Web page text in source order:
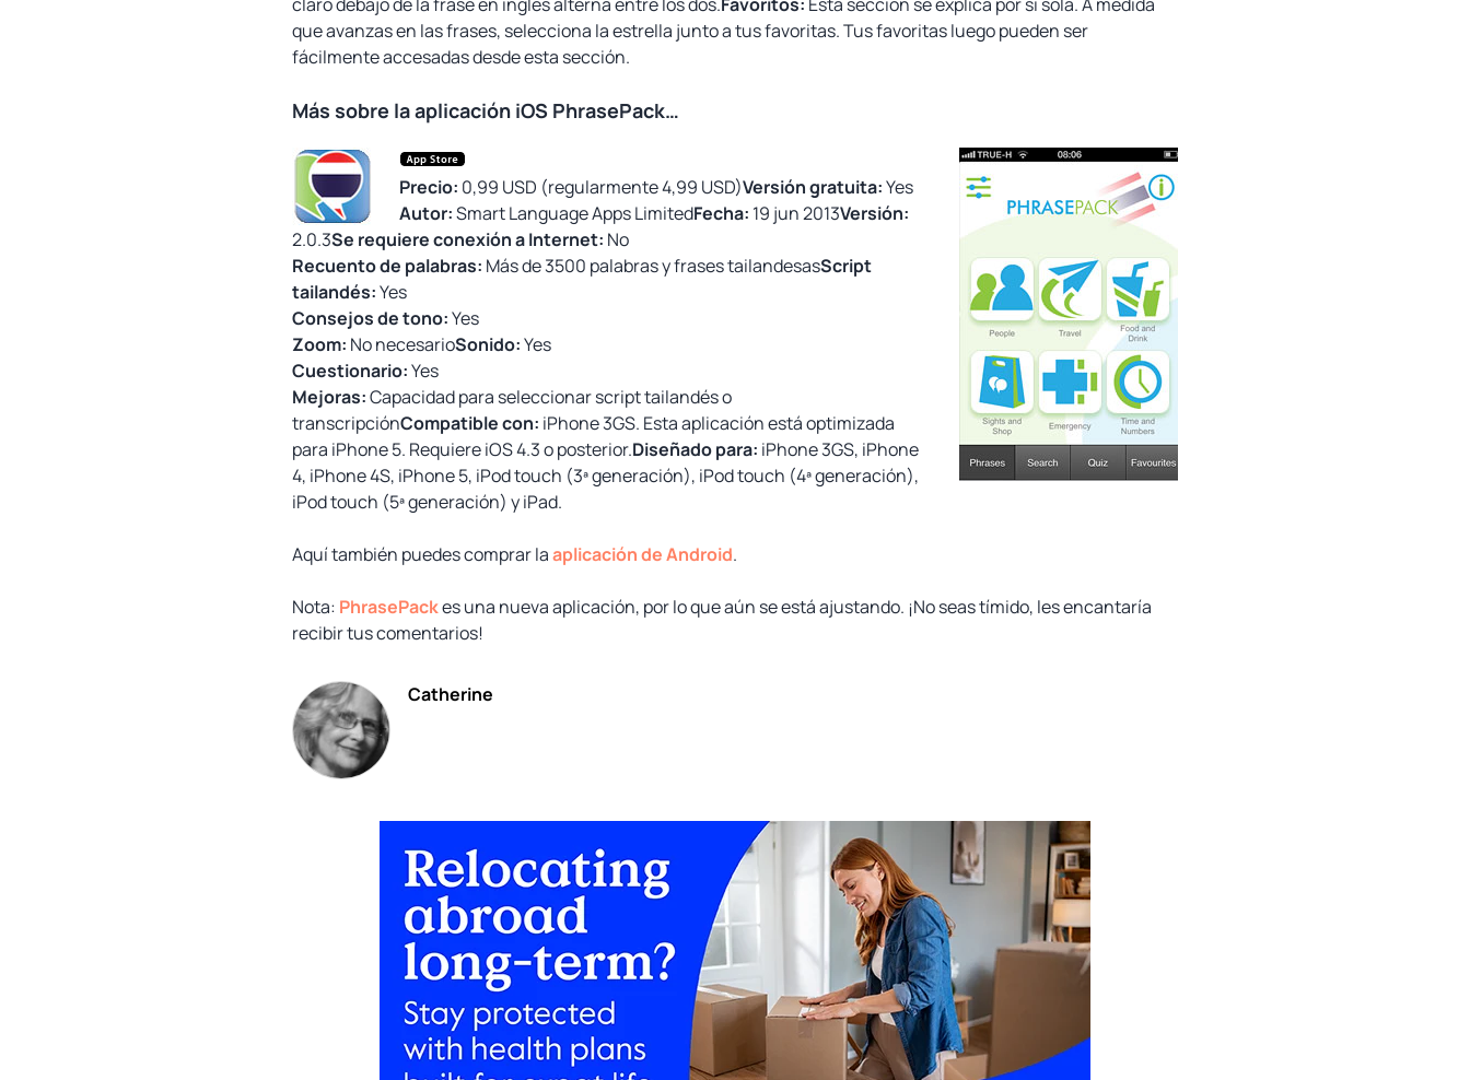
que avanzas en las frases, selecciona la estrella junto a tus favoritas. Tus favoritas luego pueden ser
fácilmente accesadas desde esta sección.
Más sobre la aplicación iOS PhrasePack…
Precio: 0,99 USD (regularmente 4,99 USD)Versión gratuita:Yes
Autor:Smart Language Apps LimitedFecha: 19 jun 2013Versión:
2.0.3Se requiere conexión a Internet: No
Recuento de palabras: Más de 3500 palabras y frases tailandesasScript
tailandés:Yes
Consejos de tono:Yes
Zoom: No necesarioSonido:Yes
Cuestionario:Yes
Mejoras:Capacidad para seleccionar script tailandés o
transcripciónCompatible con: iPhone 3GS. Esta aplicación está optimizada
para iPhone 5. Requiere iOS 4.3 o posterior.Diseñado para: iPhone 3GS, iPhone
4, iPhone 4S, iPhone 5, iPod touch (3ª generación), iPod touch (4ª generación),
iPod touch (5ª generación) y iPad.
Aquí también puedes comprar laaplicación de Android.
Nota: PhrasePackes una nueva aplicación, por lo que aún se está ajustando. ¡No seas tímido, les encantaría
recibir tus comentarios!
Catherine